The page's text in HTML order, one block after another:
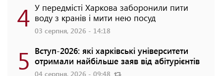
4 У передмісті Харкова заборонили пити
воду з кранів і мити нею посуд
03 серпня, 2026 - 14:18
5 Вступ-2026: які харківські університети
отримали найбільше заяв від абітурієнтів
04 серпня, 2026 - 09:48